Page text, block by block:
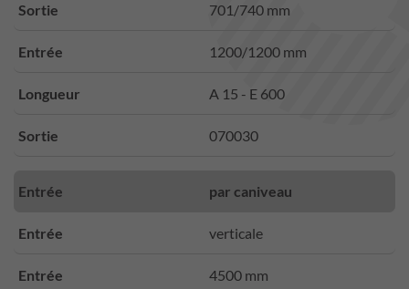
Sortie 701/740 mm
Entrée 1200/1200 mm
Longueur A 15 - E 600
Sortie 070030
Entrée par caniveau
Entrée verticale
Entrée 4500 mm